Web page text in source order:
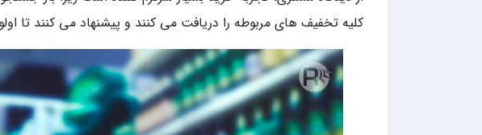
کلیه تخفیف های مربوطه را دریافت می کنند و پیشنهاد می کنند تا